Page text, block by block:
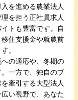
を進める農業法人
を担う正社員求人
トも豊富です。自
住支援金や就農前
。
の適応や、冬期の
一方で、独自のブ
牽引する大型法人
い視野で、あなた